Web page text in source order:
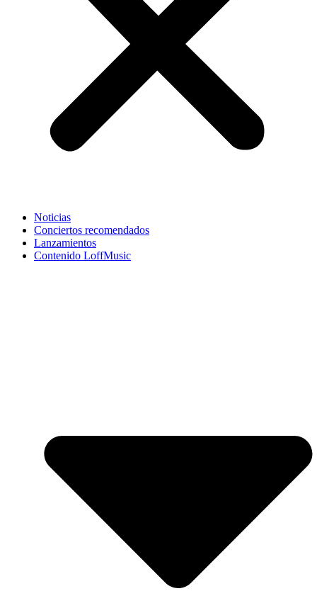
Noticias
Conciertos recomendados
Lanzamientos
Contenido LoffMusic